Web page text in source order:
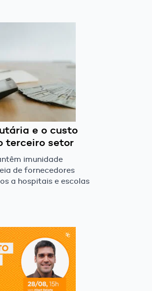
e o custo
terceiro setor
imunidade
de fornecedores
a hospitais e escolas